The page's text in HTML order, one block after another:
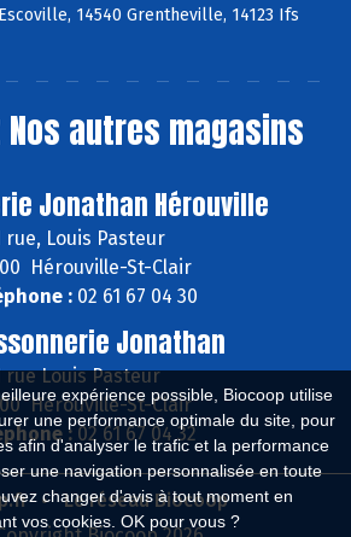
expérience possible, Biocoop utilise
une performance optimale du site, pour
afin d'analyser le trafic et la performance
une navigation personnalisée en toute
changer d'avis à tout moment en
vos cookies. OK pour vous ?
14540 Grentheville, 14123 Ifs
Nos autres magasins
Jonathan Hérouville
rue, Louis Pasteur
Hérouville-St-Clair
:02 61 67 04 30
Jonathan
rue Louis Pasteur
Hérouville-St-Clair
:02 61 67 04 32
Le réseau Biocoop